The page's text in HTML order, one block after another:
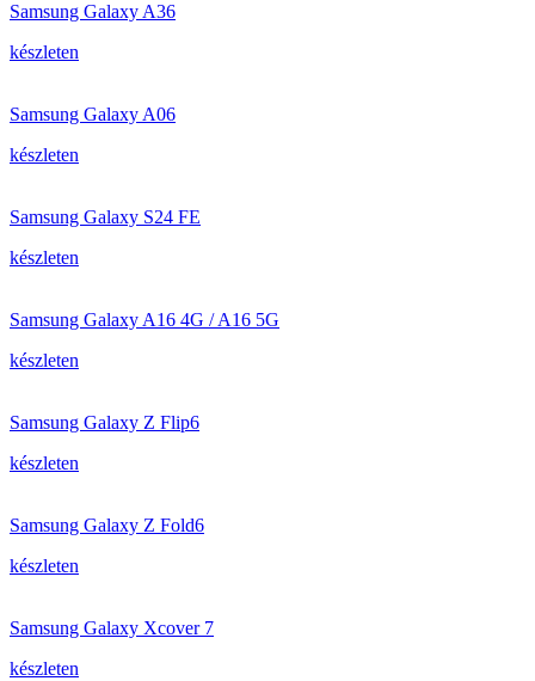
Samsung Galaxy A36
készleten
Samsung Galaxy A06
készleten
Samsung Galaxy S24 FE
készleten
Samsung Galaxy A16 4G / A16 5G
készleten
Samsung Galaxy Z Flip6
készleten
Samsung Galaxy Z Fold6
készleten
Samsung Galaxy Xcover 7
készleten